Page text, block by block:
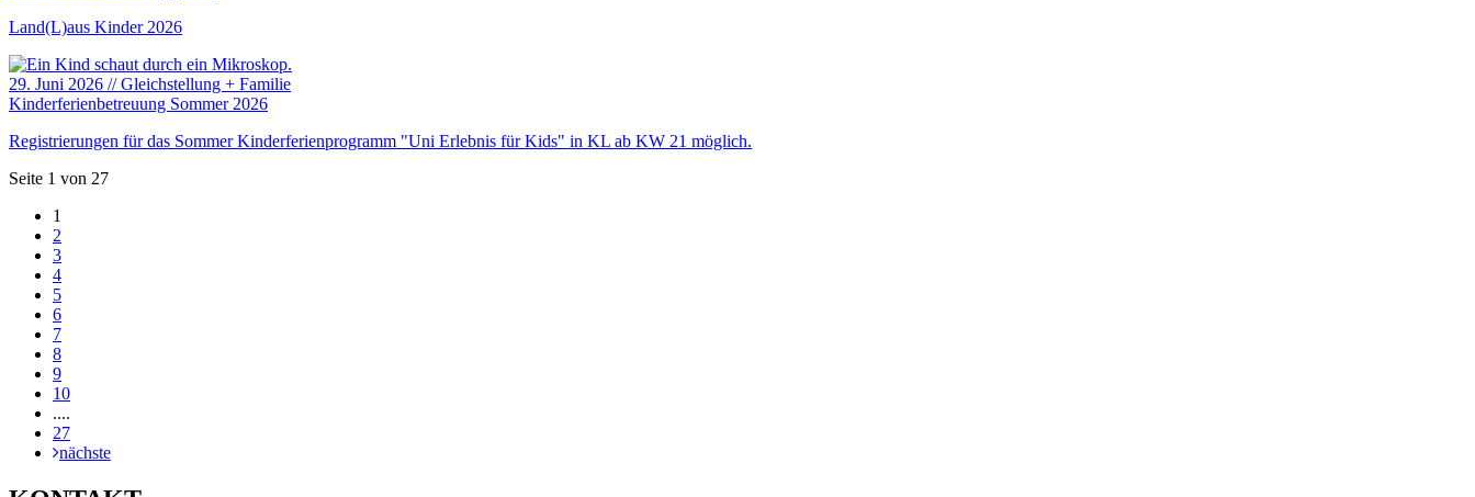
Land(L)aus Kinder 2026
29. Juni 2026 //Gleichstellung + Familie
Kinderferienbetreuung Sommer 2026
Registrierungen für das Sommer Kinderferienprogramm "Uni Erlebnis für Kids" in KL ab KW 21 möglich.
Seite 1 von 27
1
2
3
4
5
6
7
8
9
10
....
27
nächste